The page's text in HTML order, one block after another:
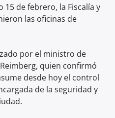
15 de febrero, la Fiscalía y
las oficinas de
por el ministro de
quien confirmó
desde hoy el control
de la seguridad y